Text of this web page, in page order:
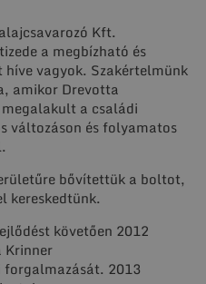
Kft.
a megbízható és
vagyok. Szakértelmünk
amikor Drevotta
a családi
változáson és folyamatos
bővítettük a boltot,
kereskedtünk.
követően 2012
Krinner
2013